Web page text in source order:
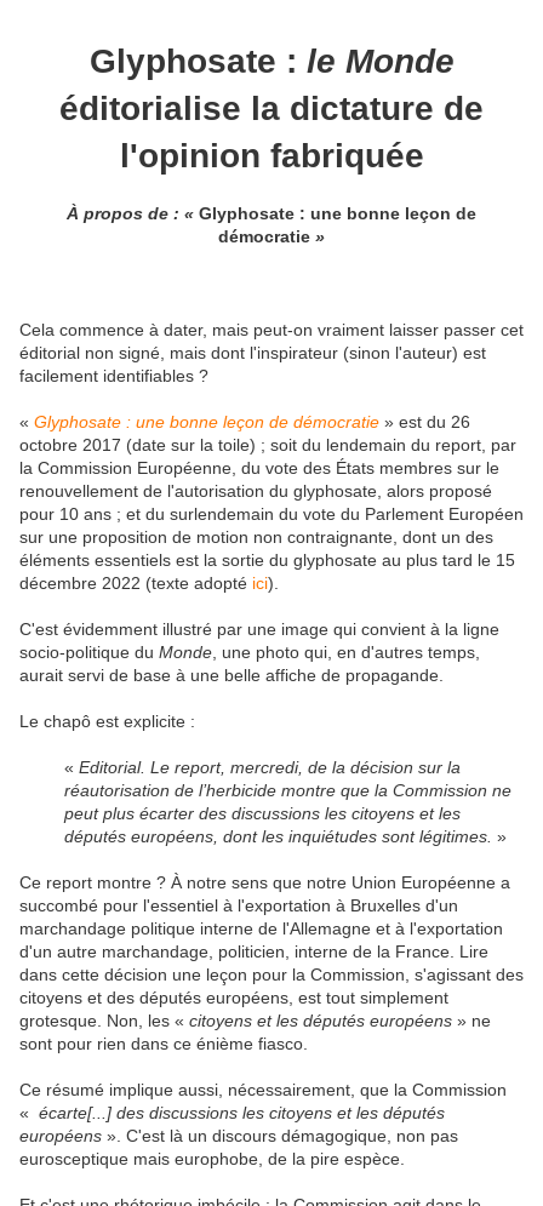
Glyphosate : le Monde
éditorialise la dictature de
l'opinion fabriquée
À propos de : « Glyphosate : une bonne leçon de
démocratie »
Cela commence à dater, mais peut-on vraiment laisser passer cet
éditorial non signé, mais dont l'inspirateur (sinon l'auteur) est
facilement identifiables ?
« Glyphosate : une bonne leçon de démocratie » est du 26
octobre 2017 (date sur la toile) ; soit du lendemain du report, par
la Commission Européenne, du vote des États membres sur le
renouvellement de l'autorisation du glyphosate, alors proposé
pour 10 ans ; et du surlendemain du vote du Parlement Européen
sur une proposition de motion non contraignante, dont un des
éléments essentiels est la sortie du glyphosate au plus tard le 15
décembre 2022 (texte adopté ici).
C'est évidemment illustré par une image qui convient à la ligne
socio-politique du Monde , une photo qui, en d'autres temps,
aurait servi de base à une belle affiche de propagande.
Le chapô est explicite :
«Editorial. Le report, mercredi, de la décision sur la
réautorisation de l’herbicide montre que la Commission ne
peut plus écarter des discussions les citoyens et les
députés européens, dont les inquiétudes sont légitimes. »
Ce report montre ? À notre sens que notre Union Européenne a
succombé pour l'essentiel à l'exportation à Bruxelles d'un
marchandage politique interne de l'Allemagne et à l'exportation
d'un autre marchandage, politicien, interne de la France. Lire
dans cette décision une leçon pour la Commission, s'agissant des
citoyens et des députés européens, est tout simplement
grotesque. Non, les « citoyens et les députés européens » ne
sont pour rien dans ce énième fiasco.
Ce résumé implique aussi, nécessairement, que la Commission
« écarte[...] des discussions les citoyens et les députés
européens ». C'est là un discours démagogique, non pas
eurosceptique mais europhobe, de la pire espèce.